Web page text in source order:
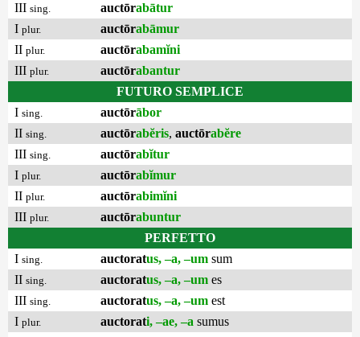
III sing. auctōrabātur
I plur. auctōrabāmur
II plur. auctōrabamĭni
III plur. auctōrabantur
FUTURO SEMPLICE
I sing. auctōrābor
II sing. auctōrabĕris, auctōrabĕre
III sing. auctōrabĭtur
I plur. auctōrabĭmur
II plur. auctōrabimĭni
III plur. auctōrabuntur
PERFETTO
I sing. auctoratus, –a, –um sum
II sing. auctoratus, –a, –um es
III sing. auctoratus, –a, –um est
I plur. auctorati, –ae, –a sumus